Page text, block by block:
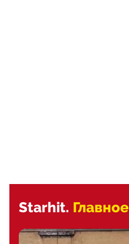
Starhit. Главное